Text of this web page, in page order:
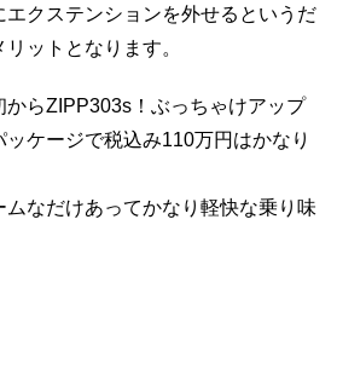
エクステンションを外せるというだ
ットとなります。
からZIPP303s！ぶっちゃけアップ
ケージで税込み110万円はかなり
なだけあってかなり軽快な乗り味